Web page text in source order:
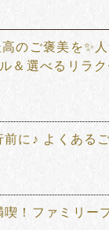
のご褒美を✨
＆選べるリラ
に♪ よくある
喫！ファミリー